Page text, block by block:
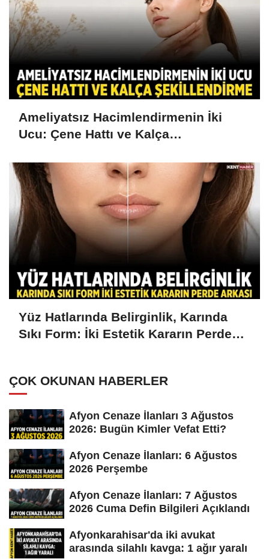
Ameliyatsız Hacimlendirmenin İki
Ucu: Çene Hattı ve Kalça
Yüz Hatlarında Belirginlik, Karında
Sıkı Form: İki Estetik Kararın Perde
ÇOK OKUNAN HABERLER
Afyon Cenaze İlanları 3 Ağustos
2026: Bugün Kimler Vefat Etti?
Afyon Cenaze İlanları: 6 Ağustos
2026 Perşembe
Afyon Cenaze İlanları: 7 Ağustos
2026 Cuma Defin Bilgileri Açıklandı
Afyonkarahisar'da iki avukat
arasında silahlı kavga: 1 ağır yaralı